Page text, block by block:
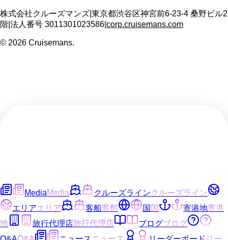
株式会社クルーズマンズ 東京都渋谷区神宮前6-23-4 桑野ビル2
階 法人番号 3011301023586 corp.cruisemans.com
© 2026 Cruisemans.
MediaMedia クルーズラインクルーズライン
エリアエリア 客船客船 国 国 寄港地寄港
地
旅行代理店旅行代理店 ブログブログ